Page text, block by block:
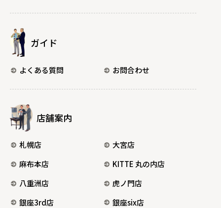
ガイド
よくある質問 お問合わせ
店舗案内
札幌店
大宮店
麻布本店
KITTE 丸の内店
八重洲店
虎ノ門店
銀座3rd店
銀座six店